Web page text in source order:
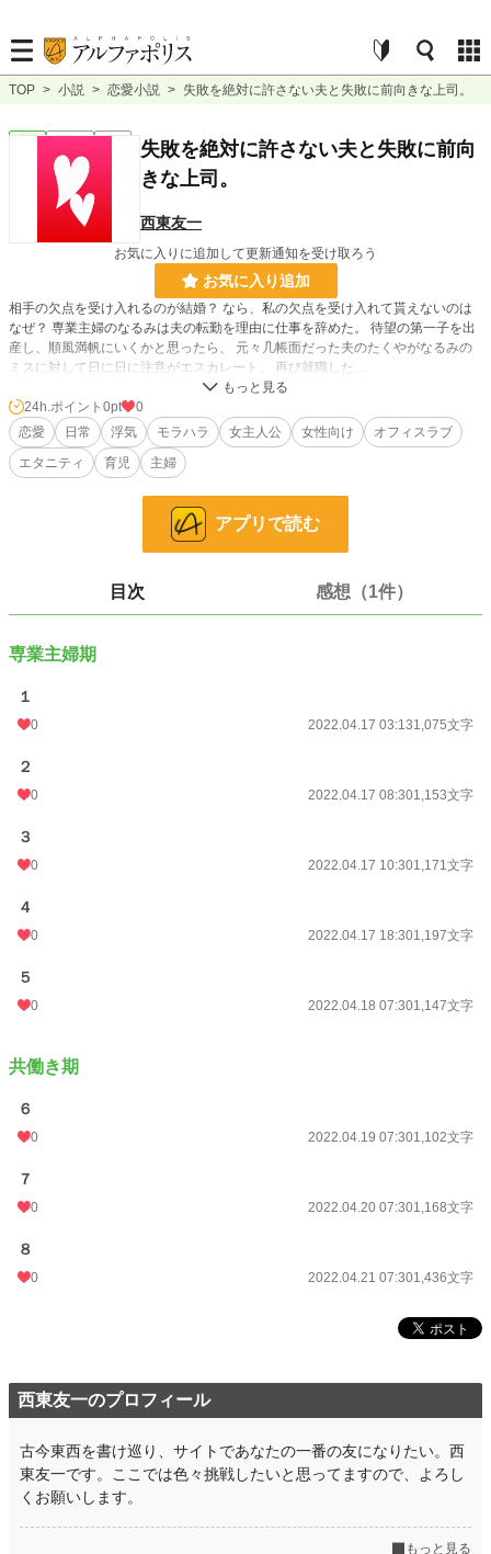
TOP > 小説 > 恋愛小説 > 失敗を絶対に許さない夫と失敗に前向きな上司。
恋愛 連載中 短編
失敗を絶対に許さない夫と失敗に前向
きな上司。
西東友一
お気に入りに追加して更新通知を受け取ろう
お気に入り追加
相手の欠点を受け入れるのが結婚？ なら、私の欠点を受け入れて貰えないのは
なぜ？ 専業主婦のなるみは夫の転勤を理由に仕事を辞めた。 待望の第一子を出
産し、順風満帆にいくかと思ったら、 元々几帳面だった夫のたくやがなるみの
ミスに対して日に日に注意がエスカレート。 再び就職した…
★★
カクヨムのイベント参加中。
人によって、モヤっと、イラっとする場合がございますのでご注意ください。
228,607 位 / 228,607 件
66,317 位 / 66,317 件
文字数
初回公開日時
週間ポイント
月間ポイント
年間ポイント
24h.ポイント 0pt
0
恋愛
日常 浮気 モラハラ 女主人公 女性向け
オフィスラブ
エタニティ
育児 主婦
アプリで読む
目次 感想（1件）
専業主婦期
１
0 2022.04.17 03:131,075文字
２
0 2022.04.17 08:301,153文字
３
0 2022.04.17 10:301,171文字
４
0 2022.04.17 18:301,197文字
５
0 2022.04.18 07:301,147文字
共働き期
６
0 2022.04.19 07:301,102文字
７
0 2022.04.20 07:301,168文字
８
0 2022.04.21 07:301,436文字
西東友一のプロフィール
古今東西を書け巡り、サイトであなたの一番の友になりたい。西
東友一です。ここでは色々挑戦したいと思ってますので、よろし
くお願いします。
もっと見る